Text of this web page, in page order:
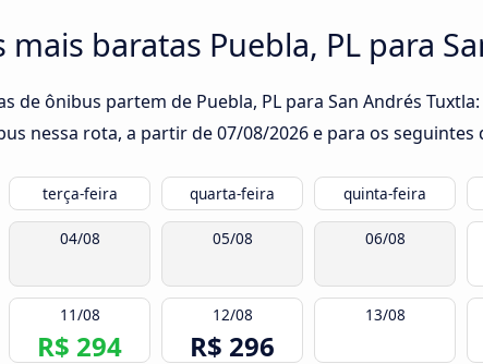
baratas Puebla, PL para
de ônibus partem de Puebla, PL para San Andrés
nessa rota, a partir de07/08/2026e para os seguintes
terça-feira quarta-feira quinta-feira
04/08 05/08 06/08
11/08
R$ 294
12/08
R$ 296
13/08